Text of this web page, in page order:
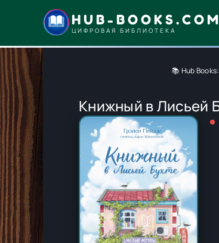
HUB-BOOKS.COM
ЦИФРОВАЯ БИБЛИОТЕКА
📚 Hub
Книжный в Лисьей